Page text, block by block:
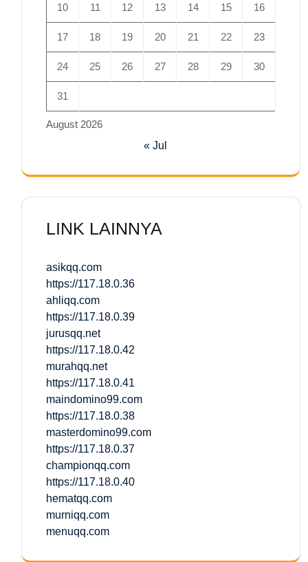
August 2026
10 11 12 13 14 15 16
17 18 19 20 21 22 23
24 25 26 27 28 29 30
31
« Jul
LINK LAINNYA
asikqq.com
https://117.18.0.36
ahliqq.com
https://117.18.0.39
jurusqq.net
https://117.18.0.42
murahqq.net
https://117.18.0.41
maindomino99.com
https://117.18.0.38
masterdomino99.com
https://117.18.0.37
championqq.com
https://117.18.0.40
hematqq.com
murniqq.com
menuqq.com